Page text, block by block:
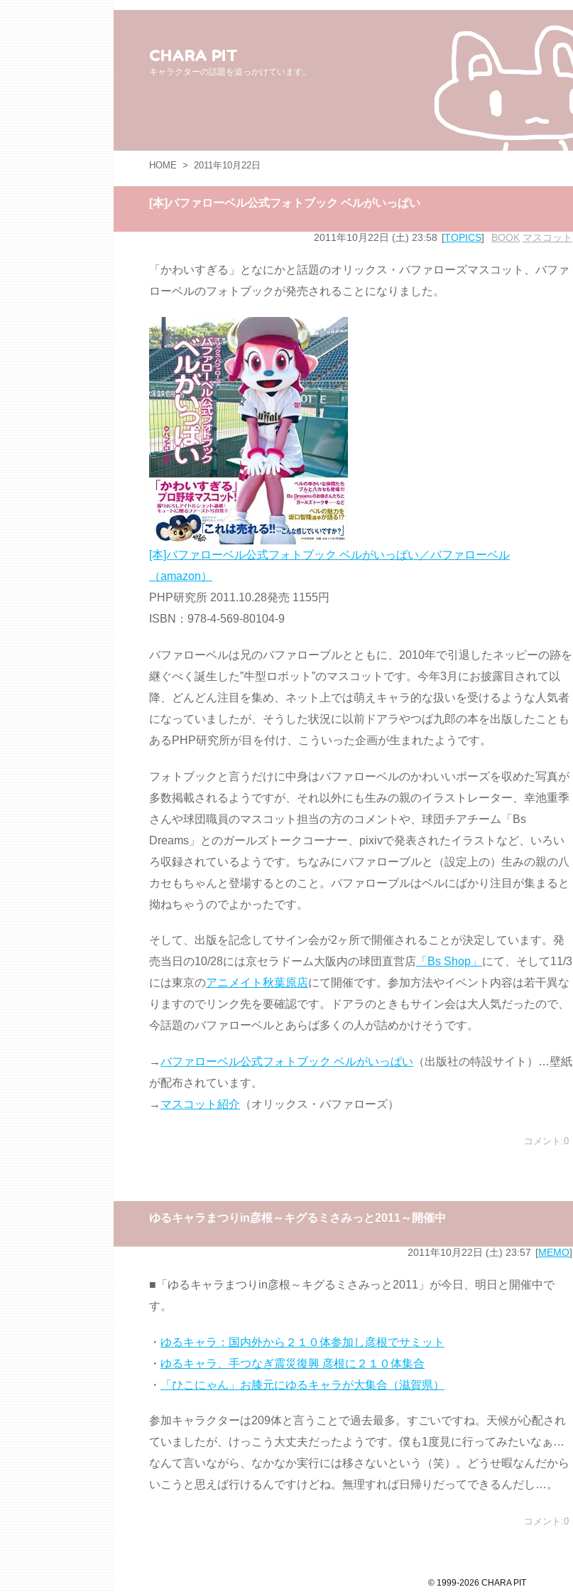
CHARA PIT
キャラクターの話題を追っかけています。
HOME > 2011年10月22日
[本]バファローベル公式フォトブック ベルがいっぱい
2011年10月22日 (土) 23:58 TOPICS BOOK マスコット
「かわいすぎる」となにかと話題のオリックス・バファローズマスコット、バファ
ローベルのフォトブックが発売されることになりました。
[本]バファローベル公式フォトブック ベルがいっぱい／バファローベル
（amazon）
PHP研究所 2011.10.28発売 1155円
ISBN：978-4-569-80104-9
バファローベルは兄のバファローブルとともに、2010年で引退したネッピーの跡を
継ぐべく誕生した”牛型ロボット”のマスコットです。今年3月にお披露目されて以
降、どんどん注目を集め、ネット上では萌えキャラ的な扱いを受けるような人気者
になっていましたが、そうした状況に以前ドアラやつば九郎の本を出版したことも
あるPHP研究所が目を付け、こういった企画が生まれたようです。
フォトブックと言うだけに中身はバファローベルのかわいいポーズを収めた写真が
多数掲載されるようですが、それ以外にも生みの親のイラストレーター、幸池重季
さんや球団職員のマスコット担当の方のコメントや、球団チアチーム「Bs
Dreams」とのガールズトークコーナー、pixivで発表されたイラストなど、いろい
ろ収録されているようです。ちなみにバファローブルと（設定上の）生みの親の八
カセもちゃんと登場するとのこと。バファローブルはベルにばかり注目が集まると
拗ねちゃうのでよかったです。
そして、出版を記念してサイン会が2ヶ所で開催されることが決定しています。発
売当日の10/28には京セラドーム大阪内の球団直営店 「Bs Shop」 にて、そして11/3
には東京のアニメイト秋葉原店にて開催です。参加方法やイベント内容は若干異な
りますのでリンク先を要確認です。ドアラのときもサイン会は大人気だったので、
今話題のバファローベルとあらば多くの人が詰めかけそうです。
→バファローベル公式フォトブック ベルがいっぱい （出版社の特設サイト）…壁紙
が配布されています。
→ マスコット紹介 （オリックス・バファローズ）
コメント:0
ゆるキャラまつりin彦根～キグるミさみっと2011～開催中
2011年10月22日 (土) 23:57 MEMO
■「ゆるキャラまつりin彦根～キグるミさみっと2011」が今日、明日と開催中で
す。
・ ゆるキャラ：国内外から２１０体参加し彦根でサミット
・ ゆるキャラ、手つなぎ震災復興 彦根に２１０体集合
・
「ひこにゃん」お膝元にゆるキャラが大集合（滋賀県）
参加キャラクターは209体と言うことで過去最多。すごいですね。天候が心配され
ていましたが、けっこう大丈夫だったようです。僕も1度見に行ってみたいなぁ…
なんて言いながら、なかなか実行には移さないという（笑）。どうせ暇なんだから
いこうと思えば行けるんですけどね。無理すれば日帰りだってできるんだし…。
コメント:0
© 1999-2026 CHARA PIT